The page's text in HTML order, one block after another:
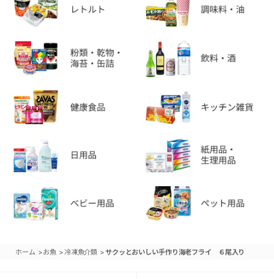
ホーム >お魚 > 冷凍魚介類 > サクッとおいしい手作り海老フライ ６尾入り